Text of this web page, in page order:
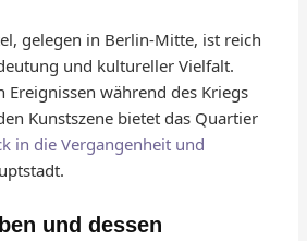
gelegen in Berlin-Mitte, ist reich
und kultureller Vielfalt.
Ereignissen während des Kriegs
Kunstszene bietet das Quartier
in die Vergangenheit und
und dessen